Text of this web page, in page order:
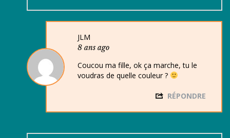
JLM
8 ans ago
Coucou ma fille, ok ça marche, tu le
voudras de quelle couleur ?
RÉPONDRE